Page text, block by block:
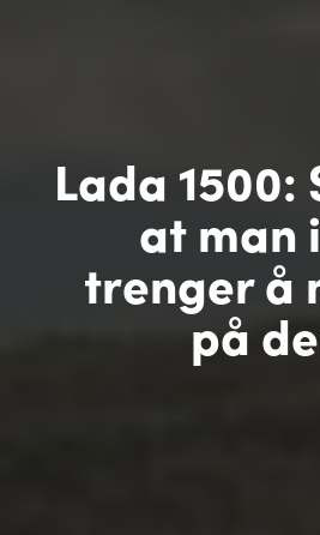
Lada 1500:
at man
trenger å
på